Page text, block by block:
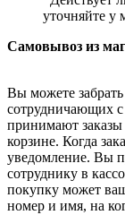
уточняйте у
Самовывоз из
Вы можете
сотрудничающих
принимают заказы
корзине. Когда
уведомление. Вы
сотруднику в
покупку может
номер и имя, на